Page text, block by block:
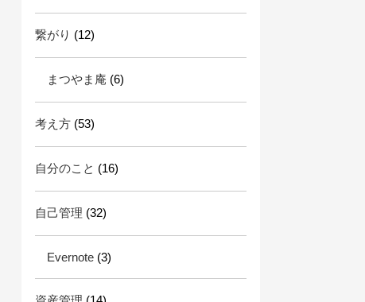
繋がり (12)
まつやま庵 (6)
考え方 (53)
自分のこと (16)
自己管理 (32)
Evernote (3)